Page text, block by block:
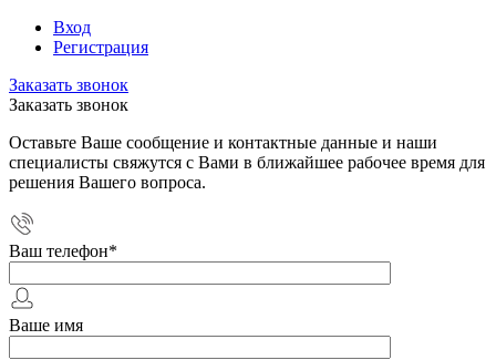
Вход
Регистрация
Заказать звонок
Заказать звонок
Оставьте Ваше сообщение и контактные данные и наши
специалисты свяжутся с Вами в ближайшее рабочее время для
решения Вашего вопроса.
Ваш телефон*
Ваше имя